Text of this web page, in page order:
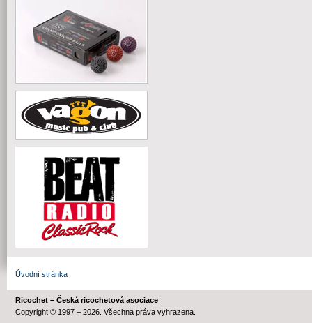
Úvodní stránka
Ricochet – Česká ricochetová asociace
Copyright © 1997 – 2026. Všechna práva vyhrazena.